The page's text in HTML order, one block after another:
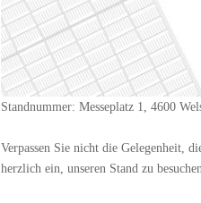
Standnummer: Messeplatz 1, 4600
Verpassen Sie nicht die Gelegenheit,
herzlich ein, unseren Stand zu